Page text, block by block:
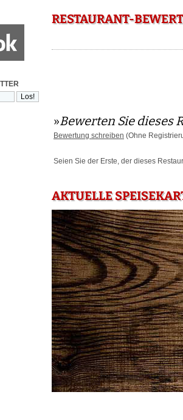
RESTAURANT-
»Bewerten Sie dieses
Bewertung schreiben (Ohne
Seien Sie der Erste, der dieses
AKTUELLE